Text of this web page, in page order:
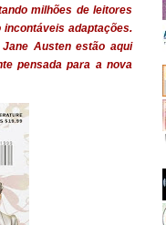
milhões de leitores
incontáveis adaptações.
Austen estão aqui
pensada para a nova